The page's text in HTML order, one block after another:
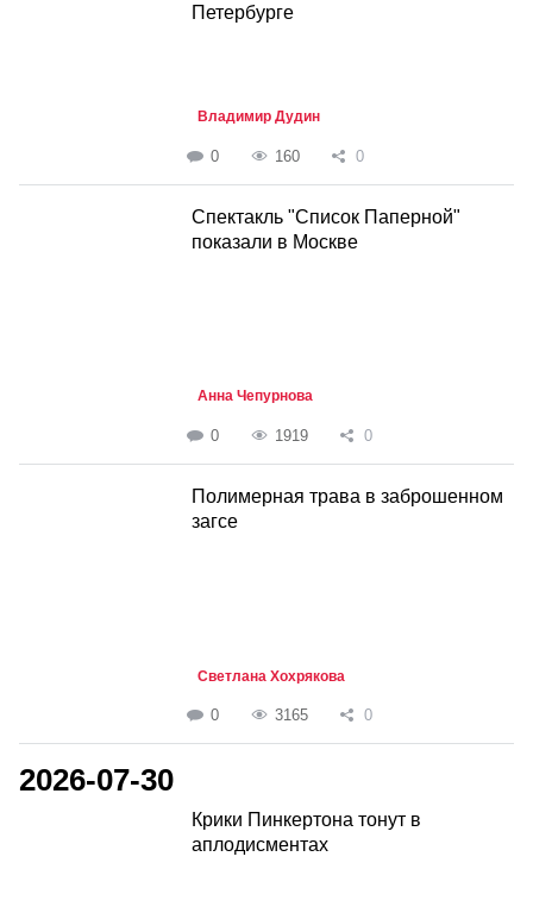
Петербурге
Владимир Дудин
0 160 0
Спектакль "Список Паперной"
показали в Москве
Анна Чепурнова
0 1919 0
Полимерная трава в заброшенном
загсе
Светлана Хохрякова
0 3165 0
2026-07-30
Крики Пинкертона тонут в
аплодисментах